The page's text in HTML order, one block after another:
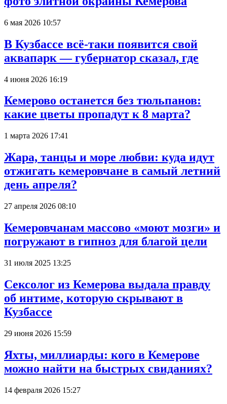
6 мая 2026 10:57
В Кузбассе всё-таки появится свой
аквапарк — губернатор сказал, где
4 июня 2026 16:19
Кемерово останется без тюльпанов:
какие цветы пропадут к 8 марта?
1 марта 2026 17:41
Жара, танцы и море любви: куда идут
отжигать кемеровчане в самый летний
день апреля?
27 апреля 2026 08:10
Кемеровчанам массово «моют мозги» и
погружают в гипноз для благой цели
31 июля 2025 13:25
Сексолог из Кемерова выдала правду
об интиме, которую скрывают в
Кузбассе
29 июня 2026 15:59
Яхты, миллиарды: кого в Кемерове
можно найти на быстрых свиданиях?
14 февраля 2026 15:27